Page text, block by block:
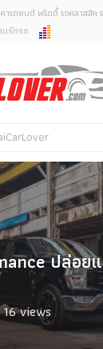
ยกเลิกการแจ้งเตื
การแจ้งเตือนข่า
ใช่หรือไม่?
ไม่
ารถยนต์ พริตตี้ รถคลาสสิค
รักรถ
ปล่อย
16 views